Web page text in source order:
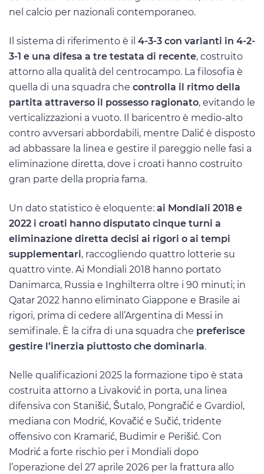
nel calcio per nazionali contemporaneo.
Il sistema di riferimento è il 4-3-3 con varianti in 4-2-
3-1 e una difesa a tre testata di recente, costruito
attorno alla qualità del centrocampo. La filosofia è
quella di una squadra che controlla il ritmo della
partita attraverso il possesso ragionato, evitando le
verticalizzazioni a vuoto. Il baricentro è medio-alto
contro avversari abbordabili, mentre Dalić è disposto
ad abbassare la linea e gestire il pareggio nelle fasi a
eliminazione diretta, dove i croati hanno costruito
gran parte della propria fama.
Un dato statistico è eloquente: ai Mondiali 2018 e
2022 i croati hanno disputato cinque turni a
eliminazione diretta decisi ai rigori o ai tempi
supplementari, raccogliendo quattro lotterie su
quattro vinte. Ai Mondiali 2018 hanno portato
Danimarca, Russia e Inghilterra oltre i 90 minuti; in
Qatar 2022 hanno eliminato Giappone e Brasile ai
rigori, prima di cedere all’Argentina di Messi in
semifinale. È la cifra di una squadra che preferisce
gestire l’inerzia piuttosto che dominarla.
Nelle qualificazioni 2025 la formazione tipo è stata
costruita attorno a Livaković in porta, una linea
difensiva con Stanišić, Šutalo, Pongračić e Gvardiol,
mediana con Modrić, Kovačić e Sučić, tridente
offensivo con Kramarić, Budimir e Perišić. Con
Modrić a forte rischio per i Mondiali dopo
l’operazione del 27 aprile 2026 per la frattura allo